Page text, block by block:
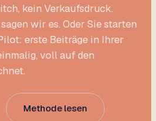
kein Verkaufsdruck.
wir es. Oder Sie starten
erste Beiträge in Ihrer
voll auf den
Methode lesen